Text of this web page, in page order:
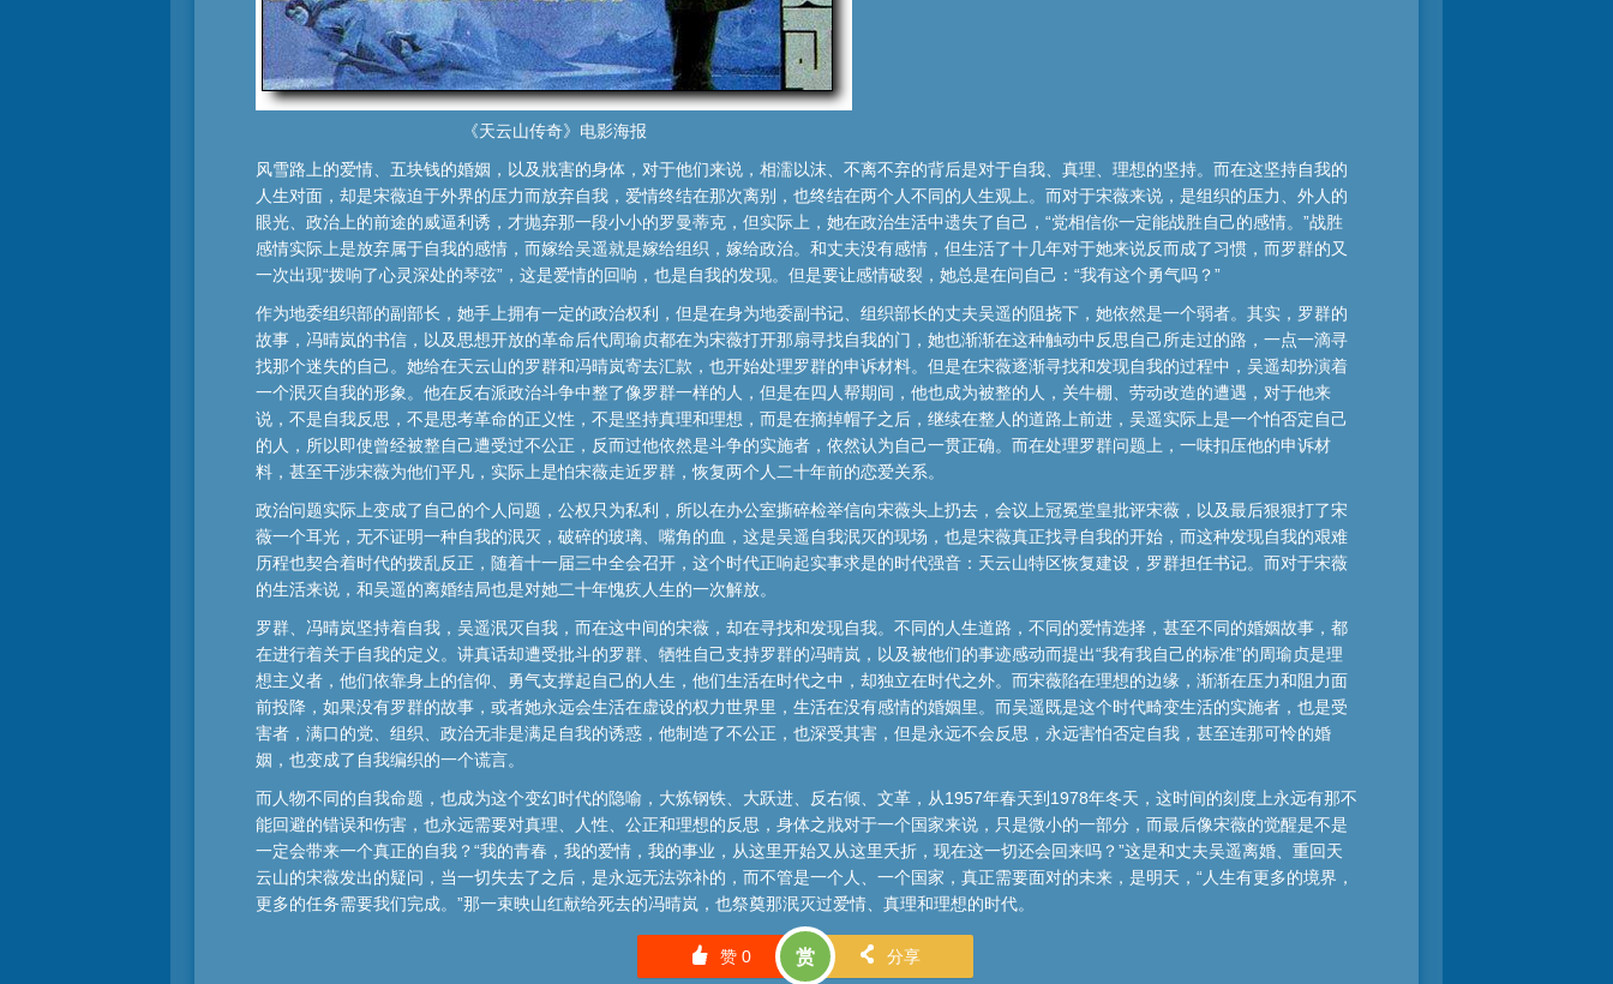
《天云山传奇》电影海报
风雪路上的爱情、五块钱的婚姻，以及戕害的身体，对于他们来说，相濡以沫、不离不弃的背后是对于自我、真理、理想的坚持。而在这坚持自我的
人生对面，却是宋薇迫于外界的压力而放弃自我，爱情终结在那次离别，也终结在两个人不同的人生观上。而对于宋薇来说，是组织的压力、外人的
眼光、政治上的前途的威逼利诱，才抛弃那一段小小的罗曼蒂克，但实际上，她在政治生活中遗失了自己，“党相信你一定能战胜自己的感情。”战胜
感情实际上是放弃属于自我的感情，而嫁给吴遥就是嫁给组织，嫁给政治。和丈夫没有感情，但生活了十几年对于她来说反而成了习惯，而罗群的又
一次出现“拨响了心灵深处的琴弦”，这是爱情的回响，也是自我的发现。但是要让感情破裂，她总是在问自己：“我有这个勇气吗？”
作为地委组织部的副部长，她手上拥有一定的政治权利，但是在身为地委副书记、组织部长的丈夫吴遥的阻挠下，她依然是一个弱者。其实，罗群的
故事，冯晴岚的书信，以及思想开放的革命后代周瑜贞都在为宋薇打开那扇寻找自我的门，她也渐渐在这种触动中反思自己所走过的路，一点一滴寻
找那个迷失的自己。她给在天云山的罗群和冯晴岚寄去汇款，也开始处理罗群的申诉材料。但是在宋薇逐渐寻找和发现自我的过程中，吴遥却扮演着
一个泯灭自我的形象。他在反右派政治斗争中整了像罗群一样的人，但是在四人帮期间，他也成为被整的人，关牛棚、劳动改造的遭遇，对于他来
说，不是自我反思，不是思考革命的正义性，不是坚持真理和理想，而是在摘掉帽子之后，继续在整人的道路上前进，吴遥实际上是一个怕否定自己
的人，所以即使曾经被整自己遭受过不公正，反而过他依然是斗争的实施者，依然认为自己一贯正确。而在处理罗群问题上，一味扣压他的申诉材
料，甚至干涉宋薇为他们平凡，实际上是怕宋薇走近罗群，恢复两个人二十年前的恋爱关系。
政治问题实际上变成了自己的个人问题，公权只为私利，所以在办公室撕碎检举信向宋薇头上扔去，会议上冠冕堂皇批评宋薇，以及最后狠狠打了宋
薇一个耳光，无不证明一种自我的泯灭，破碎的玻璃、嘴角的血，这是吴遥自我泯灭的现场，也是宋薇真正找寻自我的开始，而这种发现自我的艰难
历程也契合着时代的拨乱反正，随着十一届三中全会召开，这个时代正响起实事求是的时代强音：天云山特区恢复建设，罗群担任书记。而对于宋薇
的生活来说，和吴遥的离婚结局也是对她二十年愧疚人生的一次解放。
罗群、冯晴岚坚持着自我，吴遥泯灭自我，而在这中间的宋薇，却在寻找和发现自我。不同的人生道路，不同的爱情选择，甚至不同的婚姻故事，都
在进行着关于自我的定义。讲真话却遭受批斗的罗群、牺牲自己支持罗群的冯晴岚，以及被他们的事迹感动而提出“我有我自己的标准”的周瑜贞是理
想主义者，他们依靠身上的信仰、勇气支撑起自己的人生，他们生活在时代之中，却独立在时代之外。而宋薇陷在理想的边缘，渐渐在压力和阻力面
前投降，如果没有罗群的故事，或者她永远会生活在虚设的权力世界里，生活在没有感情的婚姻里。而吴遥既是这个时代畸变生活的实施者，也是受
害者，满口的党、组织、政治无非是满足自我的诱惑，他制造了不公正，也深受其害，但是永远不会反思，永远害怕否定自我，甚至连那可怜的婚
姻，也变成了自我编织的一个谎言。
而人物不同的自我命题，也成为这个变幻时代的隐喻，大炼钢铁、大跃进、反右倾、文革，从1957年春天到1978年冬天，这时间的刻度上永远有那不
能回避的错误和伤害，也永远需要对真理、人性、公正和理想的反思，身体之戕对于一个国家来说，只是微小的一部分，而最后像宋薇的觉醒是不是
一定会带来一个真正的自我？“我的青春，我的爱情，我的事业，从这里开始又从这里夭折，现在这一切还会回来吗？”这是和丈夫吴遥离婚、重回天
云山的宋薇发出的疑问，当一切失去了之后，是永远无法弥补的，而不管是一个人、一个国家，真正需要面对的未来，是明天，“人生有更多的境界，
更多的任务需要我们完成。”那一束映山红献给死去的冯晴岚，也祭奠那泯灭过爱情、真理和理想的时代。
󰄼 赞 0 赏 󰄯 分享